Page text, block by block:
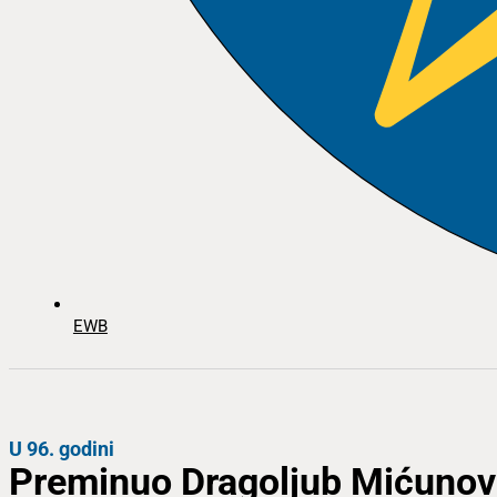
EWB
U 96. godini
Preminuo Dragoljub